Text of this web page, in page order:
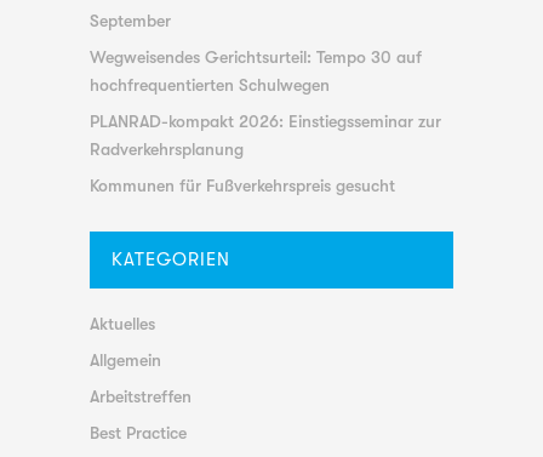
September
Wegweisendes Gerichtsurteil: Tempo 30 auf
hochfrequentierten Schulwegen
PLANRAD-kompakt 2026: Einstiegsseminar zur
Radverkehrsplanung
Kommunen für Fußverkehrspreis gesucht
KATEGORIEN
Aktuelles
Allgemein
Arbeitstreffen
Best Practice